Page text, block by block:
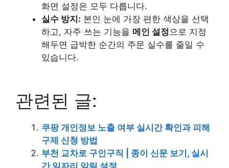
화면 설정은 모두 다릅니다.
실수 방지: 본인 눈에 가장 편한 색상을 선택
하고, 자주 쓰는 기능을 메인 설정으로 지정
해두면 급박한 순간의 주문 실수를 줄일 수
있습니다.
관련된 글:
쿠팡 개인정보 노출 여부 실시간 확인과 피해
구제 신청 방법
부천 교차로 구인구직 | 종이 신문 보기, 실시